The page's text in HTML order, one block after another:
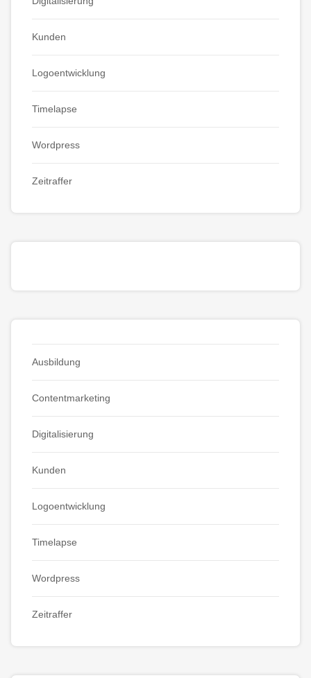
Kunden
Logoentwicklung
Timelapse
Wordpress
Zeitraffer
Ausbildung
Contentmarketing
Digitalisierung
Kunden
Logoentwicklung
Timelapse
Wordpress
Zeitraffer